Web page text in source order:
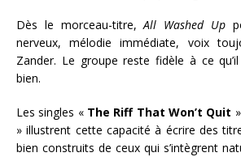
Dès le morceau-titre,All Washed Up
nerveux, mélodie immédiate, voix
Zander. Le groupe reste fidèle à ce
bien.
Les singles « The Riff That Won’t Quit
» illustrent cette capacité à écrire des
bien construits de ceux qui s’intègrent